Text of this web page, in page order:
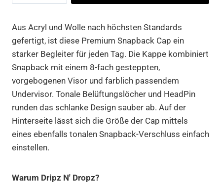
Menge
Aus Acryl und Wolle nach höchsten Standards
gefertigt, ist diese Premium Snapback Cap ein
starker Begleiter für jeden Tag. Die Kappe kombiniert
Snapback mit einem 8-fach gesteppten,
vorgebogenen Visor und farblich passendem
Undervisor. Tonale Belüftungslöcher und HeadPin
runden das schlanke Design sauber ab. Auf der
Hinterseite lässt sich die Größe der Cap mittels
eines ebenfalls tonalen Snapback-Verschluss einfach
einstellen.
Warum Dripz N' Dropz?